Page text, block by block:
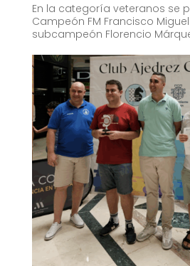
En la categoría veteranos se
Campeón FM Francisco
subcampeón Florencio